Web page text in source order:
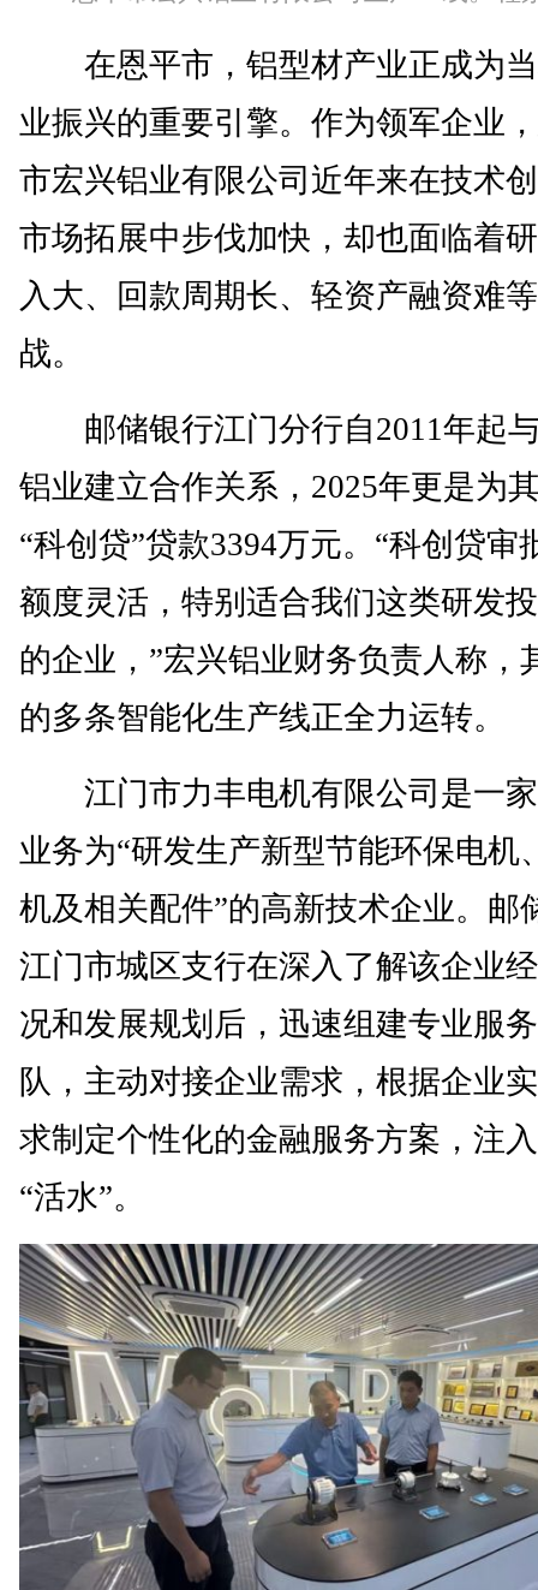
在恩平市，铝型材产业正成为
业振兴的重要引擎。作为领军企业
市宏兴铝业有限公司近年来在技术
市场拓展中步伐加快，却也面临着
入大、回款周期长、轻资产融资难
战。
邮储银行江门分行自2011年起
铝业建立合作关系，2025年更是为
“科创贷”贷款3394万元。“科创贷审
额度灵活，特别适合我们这类研发
的企业，”宏兴铝业财务负责人称，
的多条智能化生产线正全力运转。
江门市力丰电机有限公司是一
业务为“研发生产新型节能环保电机
机及相关配件”的高新技术企业。邮
江门市城区支行在深入了解该企业
况和发展规划后，迅速组建专业服
队，主动对接企业需求，根据企业
求制定个性化的金融服务方案，注
“活水”。